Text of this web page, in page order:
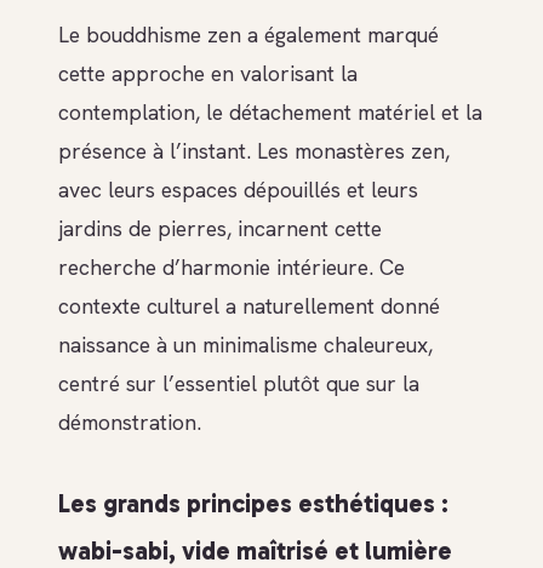
Le bouddhisme zen a également marqué
cette approche en valorisant la
contemplation, le détachement matériel et la
présence à l’instant. Les monastères zen,
avec leurs espaces dépouillés et leurs
jardins de pierres, incarnent cette
recherche d’harmonie intérieure. Ce
contexte culturel a naturellement donné
naissance à un minimalisme chaleureux,
centré sur l’essentiel plutôt que sur la
démonstration.
Les grands principes esthétiques :
wabi-sabi, vide maîtrisé et lumière